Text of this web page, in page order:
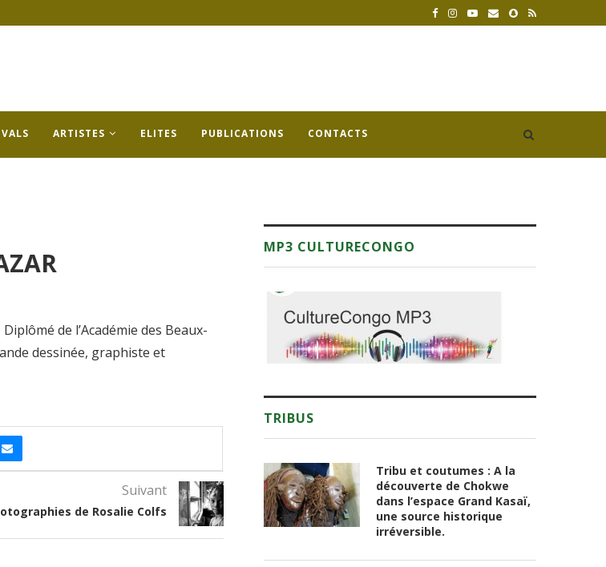
ARTISTES ELITES PUBLICATIONS CONTACTS
de l’Académie des Beaux-
dessinée, graphiste et
Suivant
de Rosalie Colfs
MP3 CULTURECONGO
TRIBUS
Tribu et coutumes : A la
découverte de Chokwe
dans l’espace Grand Kasaï,
une source historique
irréversible.